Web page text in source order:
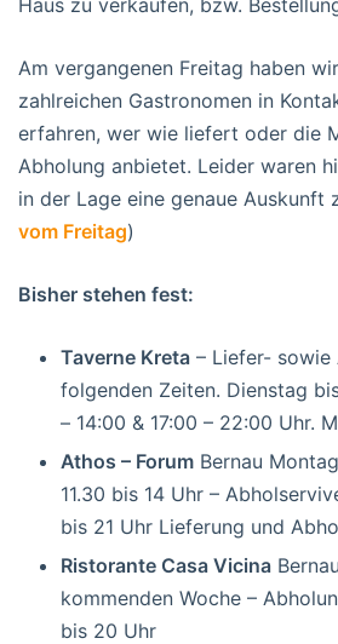
Am vergangenen Freitag haben
zahlreichen Gastronomen in
erfahren, wer wie liefert oder die
Abholung anbietet. Leider waren
in der Lage eine genaue Auskunft
vom Freitag)
Bisher stehen fest:
Taverne Kreta – Liefer- sowie
folgenden Zeiten. Dienstag
– 14:00 & 17:00 – 22:00 Uhr.
Athos – Forum Bernau
11.30 bis 14 Uhr –
bis 21 Uhr Lieferung und
Ristorante Casa Vicina
kommenden Woche –
bis 20 Uhr